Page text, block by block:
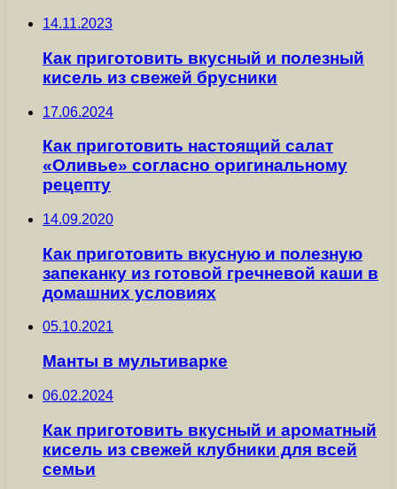
14.11.2023
Как приготовить вкусный и полезный
кисель из свежей брусники
17.06.2024
Как приготовить настоящий салат
«Оливье» согласно оригинальному
рецепту
14.09.2020
Как приготовить вкусную и полезную
запеканку из готовой гречневой каши в
домашних условиях
05.10.2021
Манты в мультиварке
06.02.2024
Как приготовить вкусный и ароматный
кисель из свежей клубники для всей
семьи